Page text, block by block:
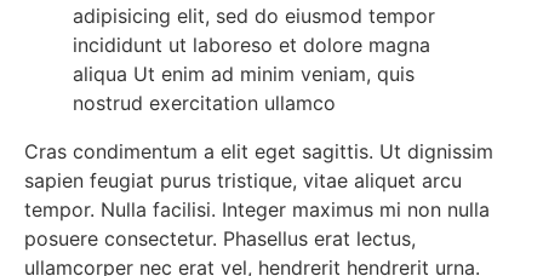
adipisicing elit, sed do eiusmod tempor
incididunt ut laboreso et dolore magna
aliqua Ut enim ad minim veniam, quis
nostrud exercitation ullamco
Cras condimentum a elit eget sagittis. Ut dignissim
sapien feugiat purus tristique, vitae aliquet arcu
tempor. Nulla facilisi. Integer maximus mi non nulla
posuere consectetur. Phasellus erat lectus,
ullamcorper nec erat vel, hendrerit hendrerit urna.